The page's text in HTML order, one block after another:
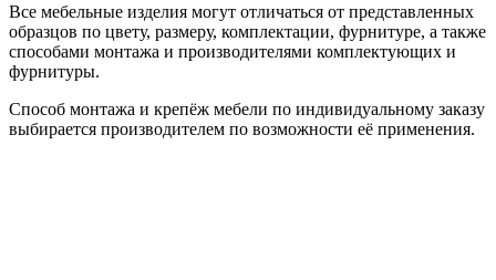
Все мебельные изделия могут отличаться от представленных
образцов по цвету, размеру, комплектации, фурнитуре, а также
способами монтажа и производителями комплектующих и
фурнитуры.
Способ монтажа и крепёж мебели по индивидуальному заказу
выбирается производителем по возможности её применения.